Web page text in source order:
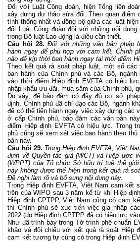
Đối với Luật Công đoàn, hiện Tổng liên
xây dựng dự thảo sửa đổi. Theo quan điểm
tính thống nhất và đồng bộ giữa các luật
đổi Luật Công đoàn đối với những nội
trong Bộ luật Lao động là điều cần thiết.
Câu hỏi 28. Đối với những văn bản pháp
hành ngay để phù hợp với cam kết, Chính
nào để kịp thời ban hành ngay tại thời điểm
Theo kết quả rà soát pháp luật, một số các
ban hành của Chính phủ và các Bộ,
vào thời điểm Hiệp định EVFTA có hiệu
nhập khẩu ưu đãi, mua sắm của Chính phủ,
Do vậy, để bảo đảm có đầy đủ cơ sở
định, Chính phủ đã chỉ đạo các Bộ, ngành
để có thể tiến hành ngay việc xây dựng các
ở cấp Chính phủ, bảo đảm các văn bản
điểm Hiệp định EVFTA có hiệu lực. Trong
phủ cũng sẽ xem xét việc ban hành theo
bản này.
Câu hỏi 29. Trong Hiệp định EVFTA, Việt
định về Quyền tác giả (WCT) và Hiệp ước
(WPPT) của Tổ chức Sở hữu trí tuệ thế
này không được thể hiện trong kết quả rà
Đề nghị làm rõ và bổ sung nội dung này.
Trong Hiệp định EVFTA, Việt Nam cam kết
trên của WIPO sau 3 năm kể từ khi Hiệp
Hiệp định CPTPP, Việt Nam cũng có cam
thì Chính phủ sẽ xúc tiến việc gia nhập
2022 (do Hiệp định CPTPP đã có hiệu lực vào
Như đã trình bày trong Tờ trình phê chuẩn
khảo và đối chiếu với kết quả rà soát Hiệp
cam kết tương tự cùng có trong Hiệp định